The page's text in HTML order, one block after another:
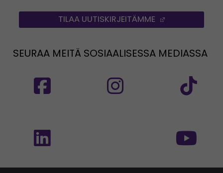
TILAA UUTISKIRJEITÄMME
SEURAA MEITÄ SOSIAALISESSA MEDIASSA